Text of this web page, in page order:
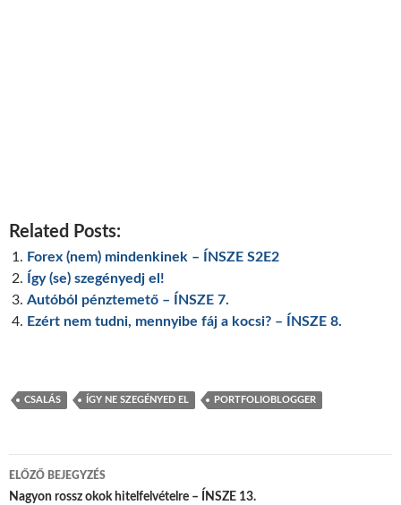
Related Posts:
Forex (nem) mindenkinek – ÍNSZE S2E2
Így (se) szegényedj el!
Autóból pénztemető – ÍNSZE 7.
Ezért nem tudni, mennyibe fáj a kocsi? – ÍNSZE 8.
CSALÁS ÍGY NE SZEGÉNYED EL PORTFOLIOBLOGGER
Bejegyzés
navigáció
ELŐZŐ BEJEGYZÉS
Nagyon rossz okok hitelfelvételre – ÍNSZE 13.